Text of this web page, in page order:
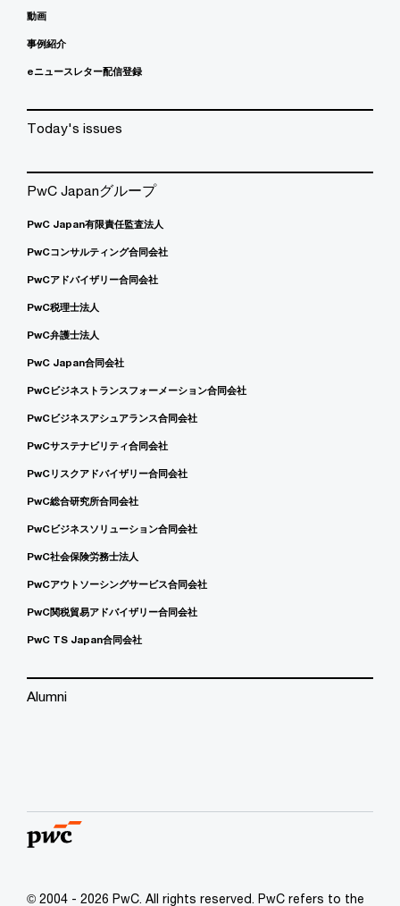
動画
事例紹介
eニュースレター配信登録
Today's issues
PwC Japanグループ
PwC Japan有限責任監査法人
PwCコンサルティング合同会社
PwCアドバイザリー合同会社
PwC税理士法人
PwC弁護士法人
PwC Japan合同会社
PwCビジネストランスフォーメーション合同会社
PwCビジネスアシュアランス合同会社
PwCサステナビリティ合同会社
PwCリスクアドバイザリー合同会社
PwC総合研究所合同会社
PwCビジネスソリューション合同会社
PwC社会保険労務士法人
PwCアウトソーシングサービス合同会社
PwC関税貿易アドバイザリー合同会社
PwC TS Japan合同会社
Alumni
© 2004 - 2026 PwC. All rights reserved. PwC refers to the